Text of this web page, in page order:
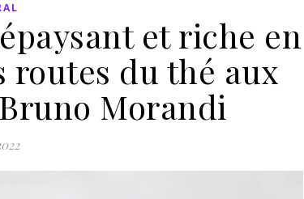
et riche en
routes du thé aux
Morandi